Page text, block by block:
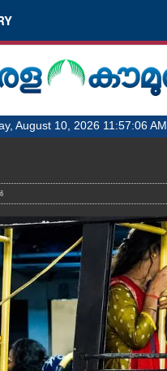
August 10, 2026 11:57:06 AM